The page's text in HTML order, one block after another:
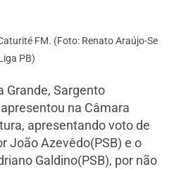
FM. (Foto: Renato Araújo-Se
PB)
Grande, Sargento
na Câmara
apresentando voto de
João Azevêdo(PSB) e o
Galdino(PSB), por não